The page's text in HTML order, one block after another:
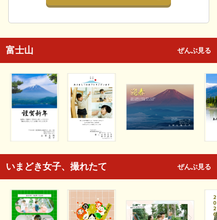
富士山 ぜんぶ見る
いまどき女子、撮れたて ぜんぶ見る